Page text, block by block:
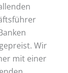
Wir
mit einer